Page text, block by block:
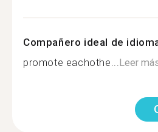
Compañero ideal de
promote eachothe...Leer